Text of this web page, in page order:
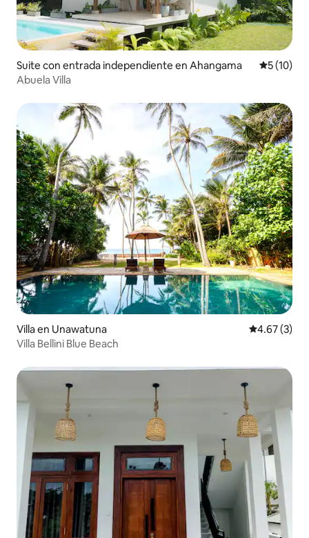
Suite con entrada independiente en Ahangama
5 (10)
Abuela Villa
Villa en Unawatuna Calificación
4.67 (3)
Villa Bellini Blue Beach